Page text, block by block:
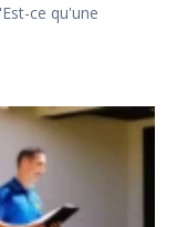
ce qu'une